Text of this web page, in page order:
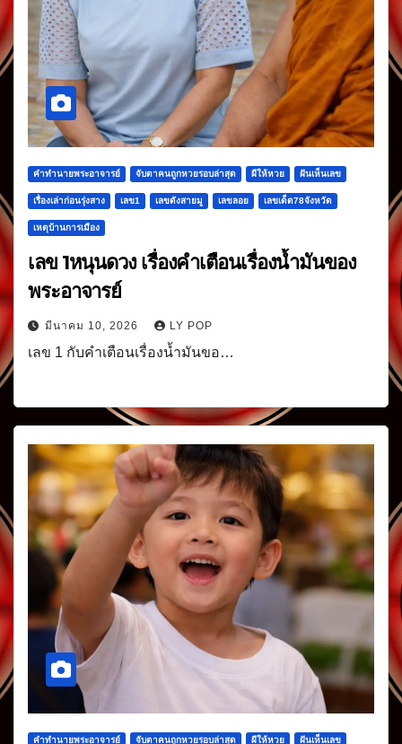
คำทำนายพระอาจารย์ จับตาคนถูกหวยรอบล่าสุด ผีให้หวย ฝันเห็นเลข
เรื่องเล่าก่อนรุ่งสาง เลข1 เลขดังสายมู เลขลอย เลขเด็ด78จังหวัด
เหตุบ้านการเมือง
เลข 1หนุนดวง เรื่องคำเตือนเรื่องน้ำมันของ
พระอาจารย์
มีนาคม 10, 2026 LY POP
เลข 1 กับคำเตือนเรื่องน้ำมันขอ…
คำทำนายพระอาจารย์ จับตาคนถูกหวยรอบล่าสุด ผีให้หวย ฝันเห็นเลข